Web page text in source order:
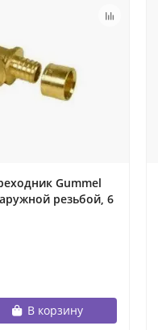
Gummel
резьбой, 6
В корзину